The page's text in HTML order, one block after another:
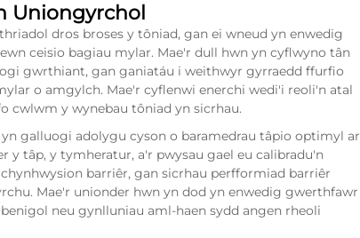
Uniongyrchol
dros broses y tôniad, gan ei wneud yn enwedig
ceisio bagiau mylar. Mae'r dull hwn yn cyflwyno tân
gwrthiant, gan ganiatáu i weithwyr gyrraedd ffurfio
o amgylch. Mae'r cyflenwi enerchi wedi'i reoli'n atal
cwlwm y wynebau tôniad yn sicrhau.
galluogi adolygu cyson o baramedrau tâpio optimyl ar
y tâp, y tymheratur, a'r pwysau gael eu calibradu'n
barriêr, gan sicrhau perfformiad barriêr
Mae'r unionder hwn yn dod yn enwedig gwerthfawr
neu gynlluniau aml-haen sydd angen rheoli